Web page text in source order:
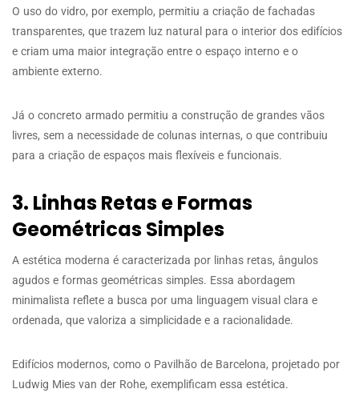
O uso do vidro, por exemplo, permitiu a criação de fachadas
transparentes, que trazem luz natural para o interior dos edifícios
e criam uma maior integração entre o espaço interno e o
ambiente externo.
Já o concreto armado permitiu a construção de grandes vãos
livres, sem a necessidade de colunas internas, o que contribuiu
para a criação de espaços mais flexíveis e funcionais.
3. Linhas Retas e Formas
Geométricas Simples
A estética moderna é caracterizada por linhas retas, ângulos
agudos e formas geométricas simples. Essa abordagem
minimalista reflete a busca por uma linguagem visual clara e
ordenada, que valoriza a simplicidade e a racionalidade.
Edifícios modernos, como o Pavilhão de Barcelona, projetado por
Ludwig Mies van der Rohe, exemplificam essa estética.